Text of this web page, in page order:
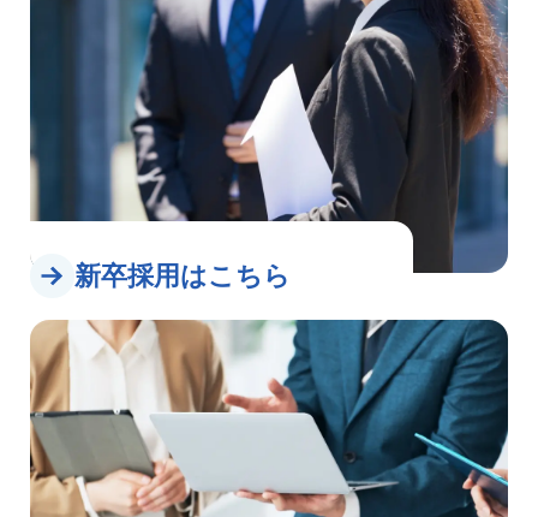
新卒採⽤はこちら